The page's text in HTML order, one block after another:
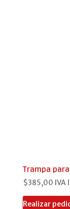
Trampa
$385,00 IVA
Realizar